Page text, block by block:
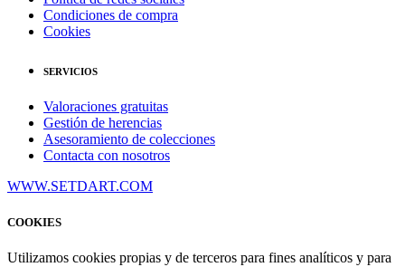
Condiciones de compra
Cookies
SERVICIOS
Valoraciones gratuitas
Gestión de herencias
Asesoramiento de colecciones
Contacta con nosotros
WWW.SETDART.COM
COOKIES
Utilizamos cookies propias y de terceros para fines analíticos y para